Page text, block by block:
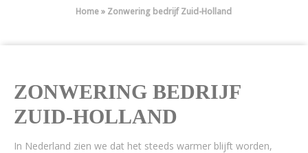
Home» Zonwering bedrijf Zuid-Holland
ZONWERING BEDRIJF
ZUID-HOLLAND
In Nederland zien we dat het steeds warmer blijft worden,